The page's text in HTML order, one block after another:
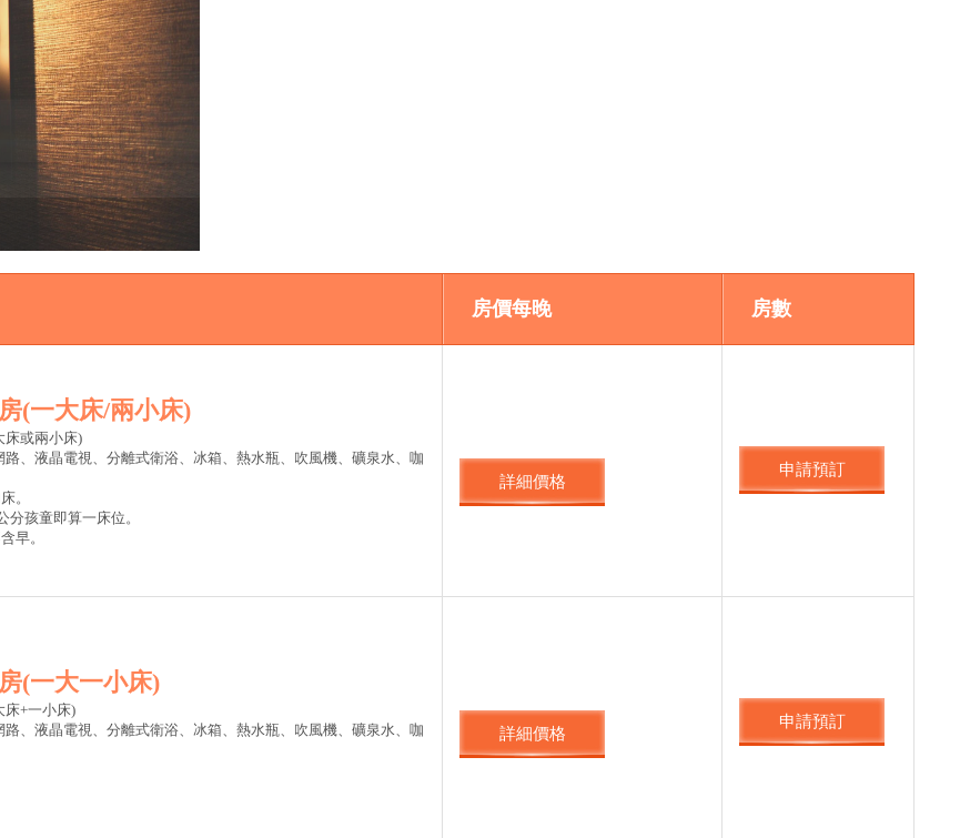
房價每晚 房數
(一大床/兩小床)
床或兩小床)
路、液晶電視、分離式衛浴、冰箱、熱水瓶、吹風機、礦泉水、咖
。
孩童即算一床位。
早。
詳細價格
申請預訂
(一大一小床)
床+一小床)
路、液晶電視、分離式衛浴、冰箱、熱水瓶、吹風機、礦泉水、咖
詳細價格
申請預訂